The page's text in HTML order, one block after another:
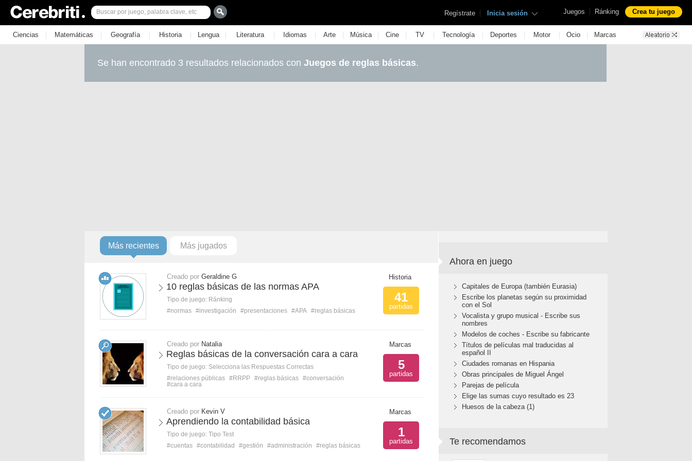
Juegos | Ránking Crea tu juego
Regístrate | Inicia sesión
Ciencias | Matemáticas | Geografía | Historia | Lengua | Literatura | Idiomas | Arte | Música | Cine | TV | Tecnología | Deportes | Motor | Ocio | Marcas
Se han encontrado 3 resultados relacionados con Juegos de reglas básicas.
Más recientes Más jugados
Creado por Geraldine G
10 reglas básicas de las normas APA
Tipo de juego: Ránking
#normas #investigación #presentaciones #APA #reglas básicas
Historia
41
partidas
Creado por Natalia
Reglas básicas de la conversación cara a cara
Tipo de juego: Selecciona las Respuestas Correctas
#relaciones públicas #RRPP #reglas básicas #conversación
#cara a cara
Marcas
5
partidas
Creado por Kevin V
Aprendiendo la contabilidad básica
Tipo de juego: Tipo Test
#cuentas #contabilidad #gestión #administración #reglas básicas
Marcas
1
partidas
Ahora en juego
Capitales de Europa (también Eurasia)
Escribe los planetas según su proximidad
con el Sol
Vocalista y grupo musical - Escribe sus
nombres
Modelos de coches - Escribe su fabricante
Títulos de películas mal traducidas al
español II
Ciudades romanas en Hispania
Obras principales de Miguel Ángel
Parejas de película
Elige las sumas cuyo resultado es 23
Huesos de la cabeza (1)
Te recomendamos